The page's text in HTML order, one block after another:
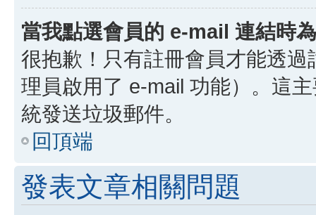
當我點選會員的 e-mail 連結時
很抱歉！只有註冊會員才能透
理員啟用了 e-mail 功能）。這
統發送垃圾郵件。
回頂端
發表文章相關問題